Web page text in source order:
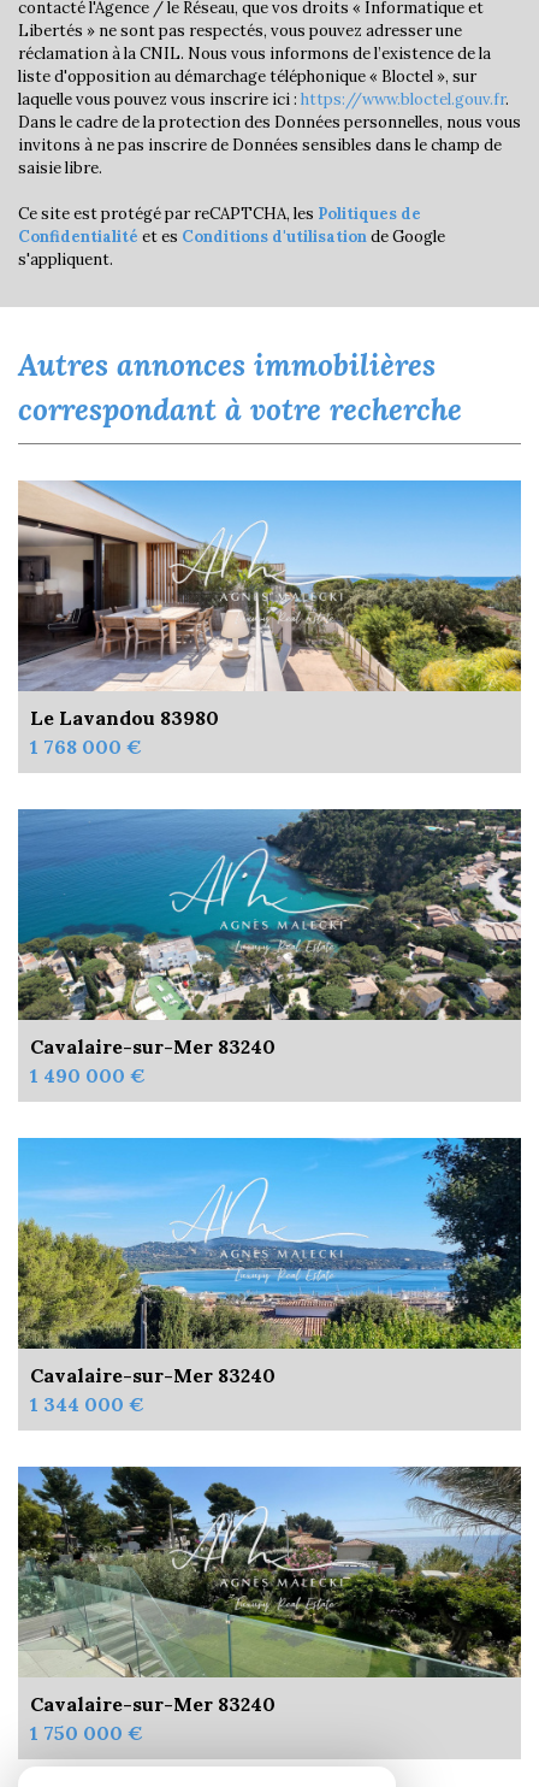
Appartements
26,18 %
Familles avec 3 enfants
5,05 %
contacté l'Agence / le Réseau, que vos droits « Informatique et
Libertés » ne sont pas respectés, vous pouvez adresser une
réclamation à la CNIL. Nous vous informons de l’existence de la
liste d'opposition au démarchage téléphonique « Bloctel », sur
laquelle vous pouvez vous inscrire ici : https://www.bloctel.gouv.fr.
Dans le cadre de la protection des Données personnelles, nous vous
invitons à ne pas inscrire de Données sensibles dans le champ de
saisie libre.
Ce site est protégé par reCAPTCHA, les Politiques de
Confidentialité et es Conditions d'utilisationde Google
s'appliquent.
autres annonces immobilières
correspondant à votre recherche
Le Lavandou 83980
1 768 000 €
Cavalaire-sur-Mer 83240
1 490 000 €
Cavalaire-sur-Mer 83240
1 344 000 €
Cavalaire-sur-Mer 83240
1 750 000 €